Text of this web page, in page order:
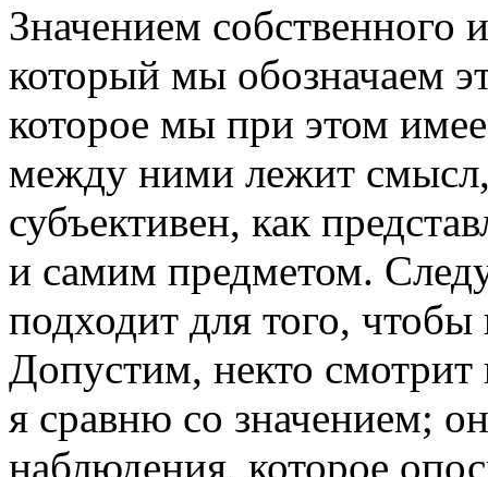
Значением собственного
который мы обозначаем
которое мы при этом
между ними лежит смысл,
субъективен, как
и самим предметом.
подходит для того,
Допустим, некто
я сравню со значением;
наблюдения, которое